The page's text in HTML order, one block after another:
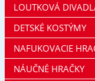
LOUTKOVÁ
DETSKÉ KOSTÝMY
NAFUKOVACIE
NÁUČNÉ HRAČKY